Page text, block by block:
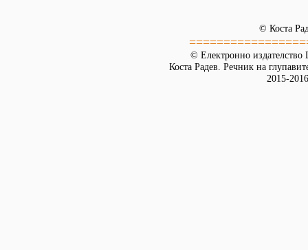
© Коста
© Електронно издателство
Коста Радев. Речник на
2015-